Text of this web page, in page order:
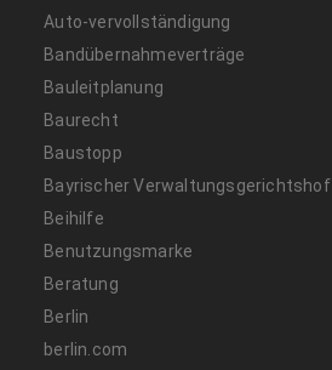
Auto-vervollständigung
Bandübernahmeverträge
Bauleitplanung
Baurecht
Baustopp
Bayrischer Verwaltungsgerichtshof
Beihilfe
Benutzungsmarke
Beratung
Berlin
berlin.com